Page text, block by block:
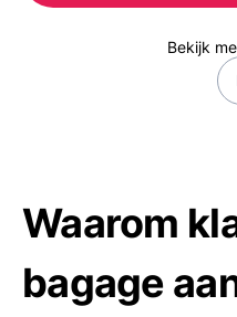
Bekijk
Waarom
bagage